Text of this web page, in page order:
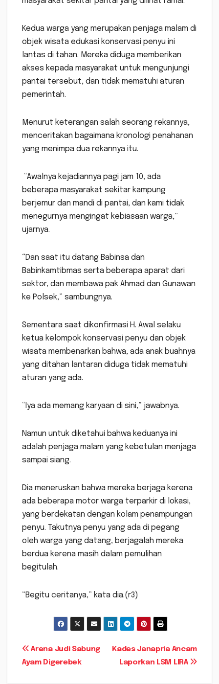
Kedua warga yang merupakan penjaga malam di
objek wisata edukasi konservasi penyu ini
lantas di tahan. Mereka diduga memberikan
akses kepada masyarakat untuk mengunjungi
pantai tersebut, dan tidak mematuhi aturan
pemerintah.
Menurut keterangan salah seorang rekannya,
menceritakan bagaimana kronologi penahanan
yang menimpa dua rekannya itu.
“Awalnya kejadiannya pagi jam 10, ada
beberapa masyarakat sekitar kampung
berjemur dan mandi di pantai, dan kami tidak
menegurnya mengingat kebiasaan warga,”
ujarnya.
“Dan saat itu datang Babinsa dan
Babinkamtibmas serta beberapa aparat dari
sektor, dan membawa pak Ahmad dan Gunawan
ke Polsek,” sambungnya.
Sementara saat dikonfirmasi H. Awal selaku
ketua kelompok konservasi penyu dan objek
wisata membenarkan bahwa, ada anak buahnya
yang ditahan lantaran diduga tidak mematuhi
aturan yang ada.
“Iya ada memang karyaan di sini,” jawabnya.
Namun untuk diketahui bahwa keduanya ini
adalah penjaga malam yang kebetulan menjaga
sampai siang.
Dia meneruskan bahwa mereka berjaga kerena
ada beberapa motor warga terparkir di lokasi,
yang berdekatan dengan kolam penampungan
penyu. Takutnya penyu yang ada di pegang
oleh warga yang datang, berjagalah mereka
berdua kerena masih dalam pemulihan
begitulah.
“Begitu ceritanya,” kata dia.(r3)
Navigasi
pos
Kades Janapria Ancam
Laporkan LSM LIRA
Arena Judi Sabung
Ayam Digerebek